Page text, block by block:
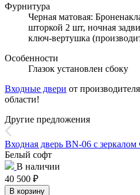
Фурнитура
Черная матовая:
шторкой 2 шт, ночная
ключ-вертушка
Особенности
Глазок установлен сбоку
Входные двери от
области!
Другие предложения
Входная дверь BN-06 с
Белый софт
В наличии
40 500 ₽
В корзину